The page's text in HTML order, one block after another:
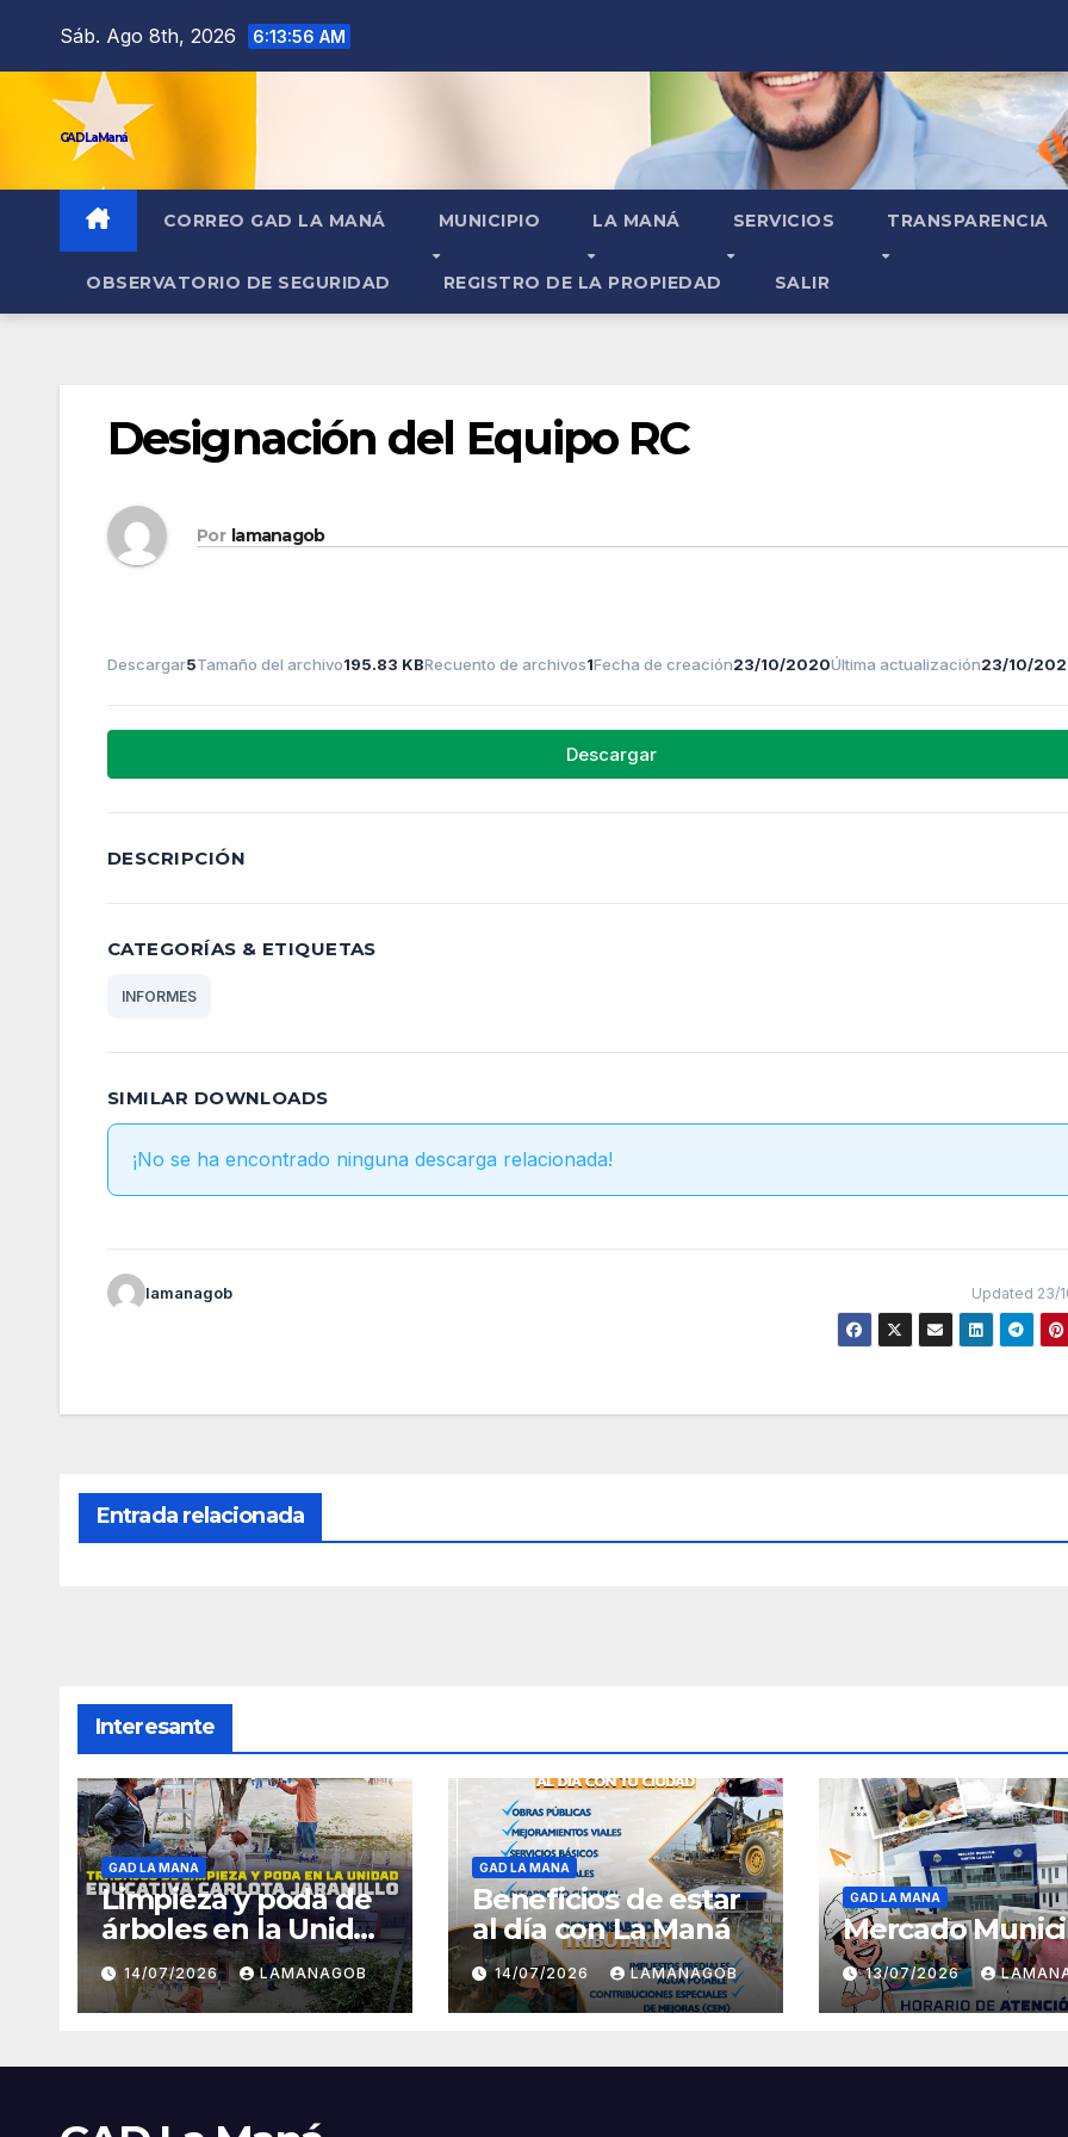
Sáb. Ago 8th, 2026 6:13:57 AM
GAD La Maná
CORREO GAD LA MANÁ MUNICIPIO LA MANÁ SERVICIOS TRANSPARENCIA
OBSERVATORIO DE SEGURIDAD REGISTRO DE LA PROPIEDAD SALIR
Designación del Equipo RC
Por lamanagob
Descargar5Tamaño del archivo195.83 KBRecuento de archivos1Fecha de creación23/10/2020Última actualización23/10/
Descargar
DESCRIPCIÓN
CATEGORÍAS & ETIQUETAS
INFORMES
SIMILAR DOWNLOADS
¡No se ha encontrado ninguna descarga relacionada!
lamanagob Updated 23/
Entrada relacionada
Interesante
GAD LA MANA
Limpieza y poda de
árboles en la Unidad
Educativa Carlota
Jaramillo
14/07/2026 LAMANAGOB
GAD LA MANA
Beneficios de estar
al día con La Maná
14/07/2026 LAMANAGOB
GAD LA MANA
Mercado
13/07/2026